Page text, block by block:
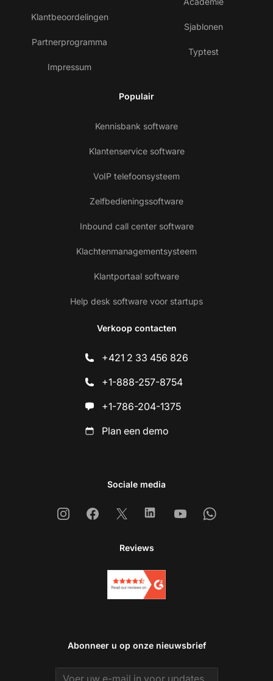
Klantbeoordelingen
Partnerprogramma
Impressum
Sjablonen
Typtest
Populair
Kennisbank software
Klantenservice software
VoIP telefoonsysteem
Zelfbedieningssoftware
Inbound call center software
Klachtenmanagementsysteem
Klantportaal software
Help desk software voor startups
Verkoop contacten
+421 2 33 456 826
+1-888-257-8754
+1-786-204-1375
Plan een demo
Sociale media
InstagramFacebook
X LinkedinYoutubeWhatsapp
Reviews
Abonneer u op onze nieuwsbrief
Email address